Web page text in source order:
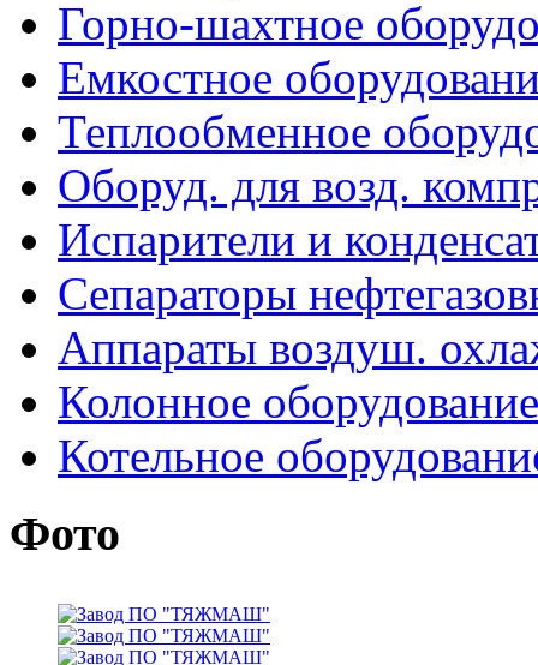
Горно-шахтное
Емкостное
Теплообменное
Оборуд. для возд.
Испарители и
Сепараторы
Аппараты воздуш.
Колонное оборудование
Котельное
Фото